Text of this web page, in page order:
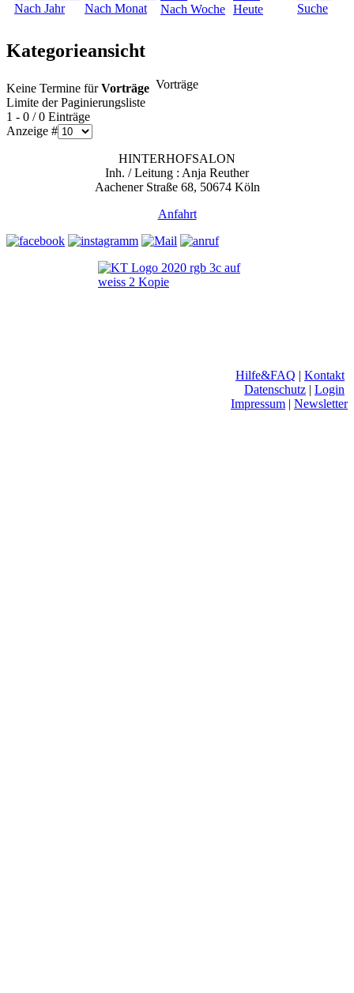
Nach Jahr Nach Monat Nach Woche Heute Suche
Kategorieansicht
Vorträge
Keine Termine fürVorträge
Limite der Paginierungsliste
1 - 0 / 0 Einträge
Anzeige #
HINTERHOFSALON
Inh. / Leitung : Anja Reuther
Aachener Straße 68, 50674 Köln
Anfahrt
Hilfe&FAQ | Kontakt
Datenschutz | Login
Impressum | Newsletter